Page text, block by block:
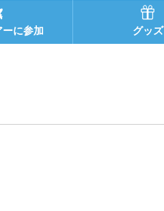
に参加 グッズ